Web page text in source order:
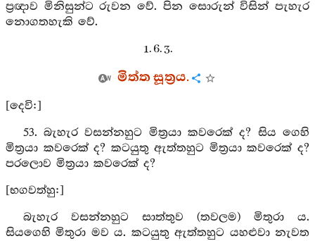
ප්‍රඥාව මිනිසුන්ට රුවන වේ. පින සොරුන් විසින් පැහැර
නොගතහැකි වේ.
1. 6. 3.
මිත්ත සූත්‍රය.
[දෙවි:]
53. බැහැර වසන්නහුට මිත්‍රයා කවරෙක් ද? සිය ගෙහි
මිත්‍රයා කවරෙක් ද? කටයුතු ඇත්තහුට මිත්‍රයා කවරෙක් ද?
පරලොව මිත්‍රයා කවරෙක් ද?
[භගවත්හු:]
බැහැර වසන්නහුට සාත්තුව (තවලම) මිතුරා ය.
සියගෙහි මිතුරා මව ය. කටයුතු ඇත්තහුට යහළුවා නැවත